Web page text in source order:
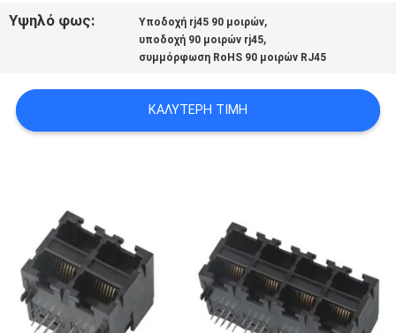
PRIVACY
POLICY
Υψηλό φως: Υποδοχή rj45 90 μοιρών,
υποδοχή 90 μοιρών rj45,
συμμόρφωση RoHS 90 μοιρών RJ45
ΚΑΛΎΤΕΡΗ ΤΙΜΉ